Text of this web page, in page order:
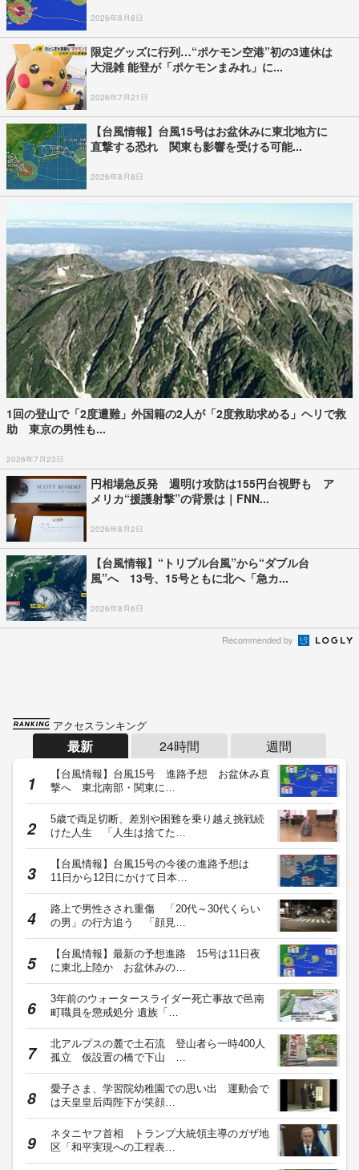
2026年8月8日
限定グッズに行列…“ポケモン空港”初の3連休は
大混雑 能登が「ポケモンまみれ」に...
2026年7月21日
【台風情報】台風15号はお盆休みに東北地方に
直撃する恐れ 関東も影響を受ける可能...
2026年8月8日
1回の登山で「2度遭難」外国籍の2人が「2度救助求める」ヘリで救
助 東京の男性も...
2026年7月23日
円相場急反発 週明け攻防は155円台視野も ア
メリカ“援護射撃”の背景は｜FNN...
2026年8月2日
【台風情報】“トリプル台風”から“ダブル台
風”へ 13号、15号ともに北へ「急カ...
2026年8月6日
Recommended by
アクセスランキング
最新 24時間 週間
【台風情報】台風15号 進路予想 お盆休み直
撃へ 東北南部・関東に…
5歳で両足切断、差別や困難を乗り越え挑戦続
けた人生 「人生は捨てた…
【台風情報】台風15号の今後の進路予想は
11日から12日にかけて日本…
路上で男性さされ重傷 「20代～30代くらい
の男」の行方追う 「顔見…
【台風情報】最新の予想進路 15号は11日夜
に東北上陸か お盆休みの…
3年前のウォータースライダー死亡事故で邑南
町職員を懲戒処分 遺族「…
北アルプスの麓で土石流 登山者ら一時400人
孤立 仮設置の橋で下山 …
愛子さま、学習院幼稚園での思い出 運動会で
は天皇皇后両陛下が笑顔…
ネタニヤフ首相 トランプ大統領主導のガザ地
区「和平実現への工程表…